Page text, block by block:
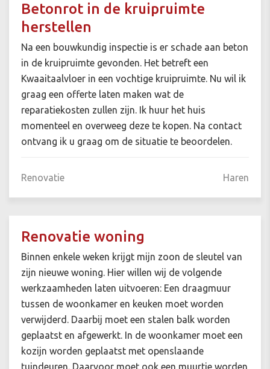
Betonrot in de kruipruimte
herstellen
Na een bouwkundig inspectie is er schade aan beton
in de kruipruimte gevonden. Het betreft een
Kwaaitaalvloer in een vochtige kruipruimte. Nu wil ik
graag een offerte laten maken wat de
reparatiekosten zullen zijn. Ik huur het huis
momenteel en overweeg deze te kopen. Na contact
ontvang ik u graag om de situatie te beoordelen.
Renovatie Haren
Renovatie woning
Binnen enkele weken krijgt mijn zoon de sleutel van
zijn nieuwe woning. Hier willen wij de volgende
werkzaamheden laten uitvoeren: Een draagmuur
tussen de woonkamer en keuken moet worden
verwijderd. Daarbij moet een stalen balk worden
geplaatst en afgewerkt. In de woonkamer moet een
kozijn worden geplaatst met openslaande
tuindeuren. Daarvoor moet ook een muurtje worden